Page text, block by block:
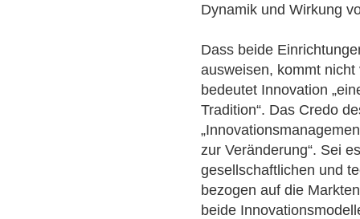
Dynamik und Wirkung
Dass beide
ausweisen, kommt
bedeutet Innovation
Tradition“. Das Credo
zur Veränderung“. Sei
gesellschaftlichen und
bezogen auf die
beide